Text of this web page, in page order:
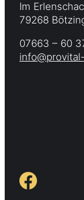
Im
79268
07663 – 60